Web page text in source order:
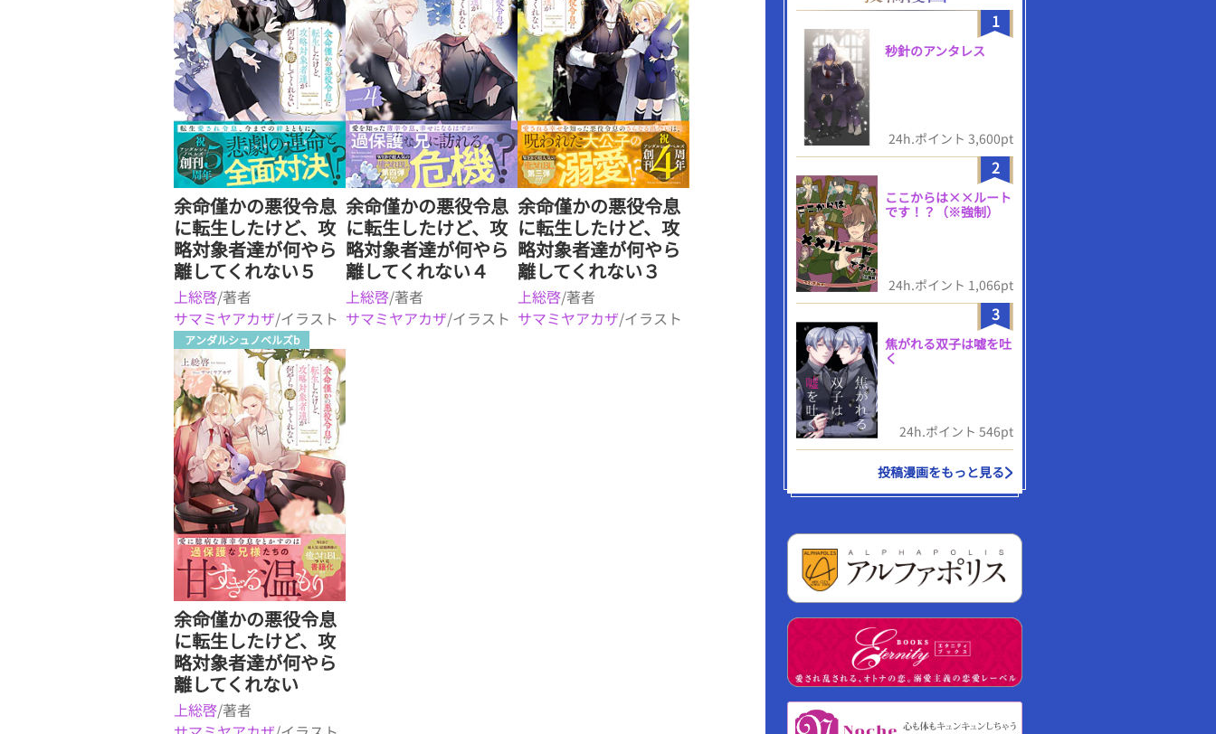
余命僅かの悪役令息
に転生したけど、攻
略対象者達が何やら
離してくれない５
上総啓/著者
サマミヤアカザ/イラスト
余命僅かの悪役令息
に転生したけど、攻
略対象者達が何やら
離してくれない４
上総啓/著者
サマミヤアカザ/イラスト
余命僅かの悪役令息
に転生したけど、攻
略対象者達が何やら
離してくれない３
上総啓/著者
サマミヤアカザ/イラスト
アンダルシュノベルズb
余命僅かの悪役令息
に転生したけど、攻
略対象者達が何やら
離してくれない
上総啓/著者
1
秒針のアンタレス
24h.ポイント 3,600pt
2
ここからは××ルート
です！？（※強制）
24h.ポイント 1,066pt
3
焦がれる双子は嘘を吐
く
24h.ポイント 546pt
投稿漫画をもっと見る